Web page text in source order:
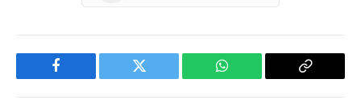
Facebook Twitter WhatsApp
Copy